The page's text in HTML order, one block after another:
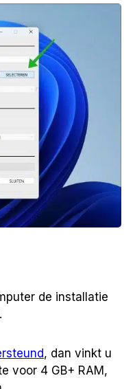
de installatie
, dan vinkt u
voor 4 GB+ RAM,